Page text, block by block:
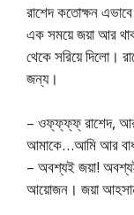
রাশেদ কতোক্ষন
এক সময়ে জয়া আর
থেকে সরিয়ে দিলো।
জন্য।
– ওফ্‌ফ্‌ফ্‌ফ্‌ রাশেদ,
আমাকে…আমি আর
– অবশ্যই জয়া!
আয়োজন। জয়া